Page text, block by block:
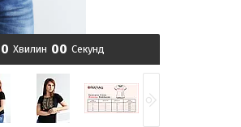
0 Хвилин 00 Секунд